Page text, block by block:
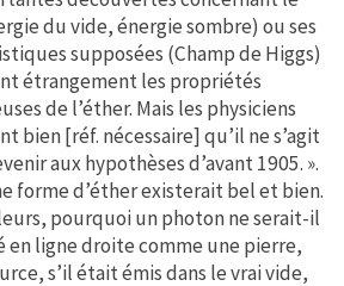
du vide, énergie sombre) ou ses
supposées (Champ de Higgs)
étrangement les propriétés
de l’éther. Mais les physiciens
bien [réf. nécessaire] qu’il ne s’agit
aux hypothèses d’avant 1905. ».
forme d’éther existerait bel et bien.
pourquoi un photon ne serait-il
en ligne droite comme une pierre,
s’il était émis dans le vrai vide,